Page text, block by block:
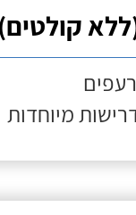
150
מיוחדות